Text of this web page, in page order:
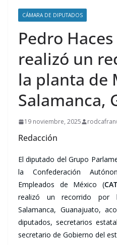
CÁMARA DE DIPUTADOS
Pedro
realizó un
la planta de
Salamanca,
19 noviembre, 2025
Redacción
El diputado del Grupo
la Confederación
Empleados de México (
realizó un recorrido
Salamanca, Guanajuato,
diputados, secretarios
secretario de Gobierno del